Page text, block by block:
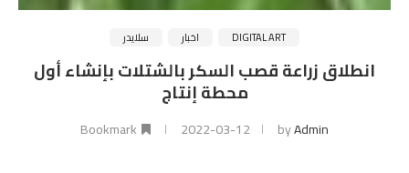
DIGITAL ART اخبار سلايدر
انطلاق زراعة قصب السكر بالشتلات بإنشاء أول
محطة إنتاج
byAdmin
2022-03-12
Bookmark